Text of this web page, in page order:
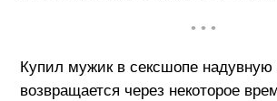
• • •
Купил мужик в сексшопе надувную
возвращается через некоторое